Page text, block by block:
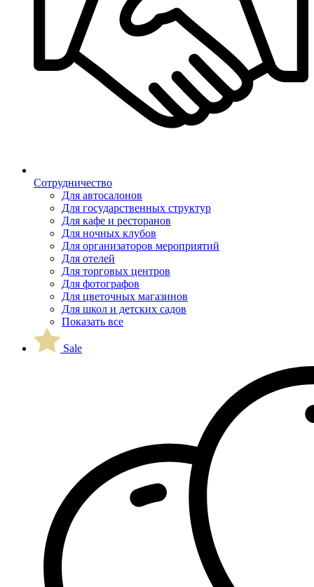
Сотрудничество
Для автосалонов
Для государственных структур
Для кафе и ресторанов
Для ночных клубов
Для организаторов мероприятий
Для отелей
Для торговых центров
Для фотографов
Для цветочных магазинов
Для школ и детских садов
Показать все
Sale